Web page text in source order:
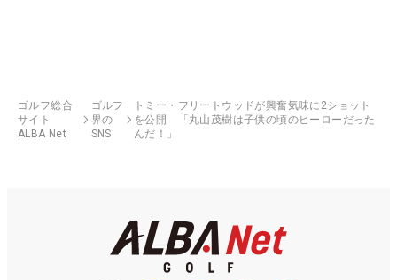
ゴルフ総合
サイト
ALBA Net
ゴルフ
界の
SNS
トミー・フリートウッドが興奮気味に2ショット
を公開 「丸山茂樹は子供の頃のヒーローだった
んだ！」